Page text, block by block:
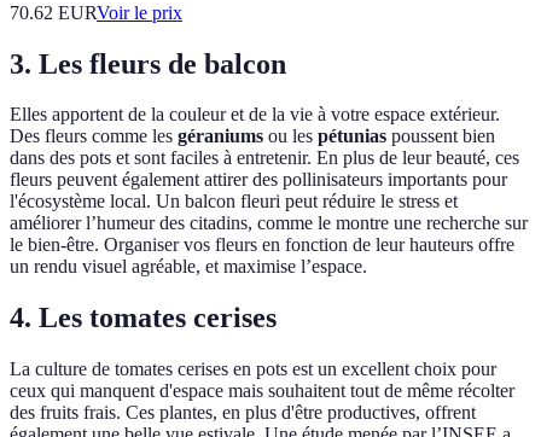
70.62 EURVoir le prix
3. Les fleurs de balcon
Elles apportent de la couleur et de la vie à votre espace extérieur.
Des fleurs comme les géraniums ou les pétunias poussent bien
dans des pots et sont faciles à entretenir. En plus de leur beauté, ces
fleurs peuvent également attirer des pollinisateurs importants pour
l'écosystème local. Un balcon fleuri peut réduire le stress et
améliorer l’humeur des citadins, comme le montre une recherche sur
le bien-être. Organiser vos fleurs en fonction de leur hauteurs offre
un rendu visuel agréable, et maximise l’espace.
4. Les tomates cerises
La culture de tomates cerises en pots est un excellent choix pour
ceux qui manquent d'espace mais souhaitent tout de même récolter
des fruits frais. Ces plantes, en plus d'être productives, offrent